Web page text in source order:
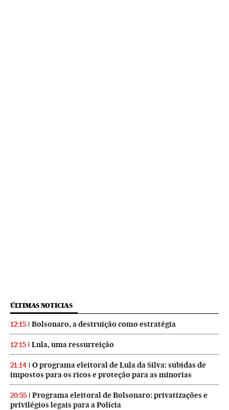
ÚLTIMAS NOTICIAS
12:15 Bolsonaro, a destruição como estratégia
12:15 Lula, uma ressurreição
21:14
O programa eleitoral de Lula da Silva: subidas de
impostos para os ricos e proteção para as minorias
20:55
Programa eleitoral de Bolsonaro: privatizações e
privilégios legais para a Polícia